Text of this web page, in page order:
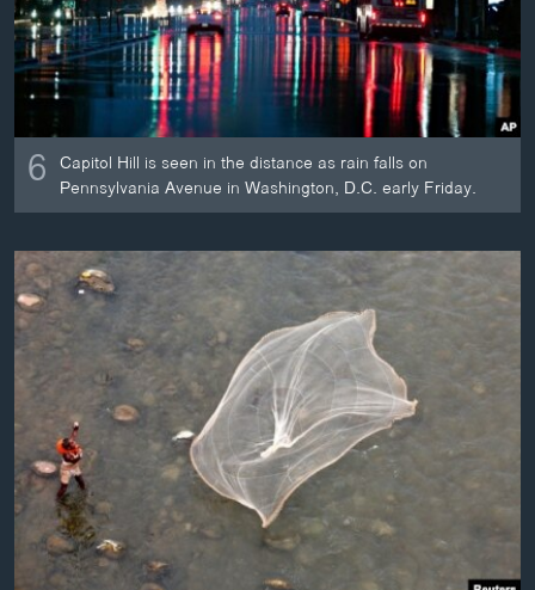
6 Capitol Hill is seen in the distance as rain falls on
Pennsylvania Avenue in Washington, D.C. early Friday.